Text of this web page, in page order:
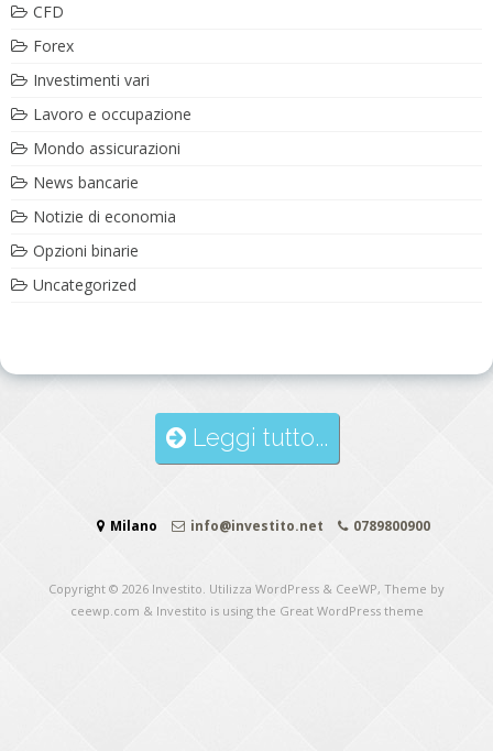
CFD
Forex
Investimenti vari
Lavoro e occupazione
Mondo assicurazioni
News bancarie
Notizie di economia
Opzioni binarie
Uncategorized
Leggi tutto...
Milano info@investito.net 0789800900
Copyright © 2026 Investito. Utilizza WordPress & CeeWP, Theme by
ceewp.com & Investito is using the Great WordPress theme